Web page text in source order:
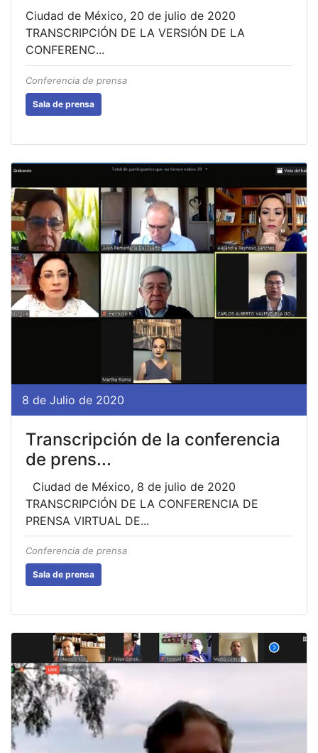
Ciudad de México, 20 de julio de 2020
TRANSCRIPCIÓN DE LA VERSIÓN DE LA
CONFERENC...
Conferencia de prensa
Sala de prensa
8 de Julio de 2020
Transcripción de la conferencia
de prens...
Ciudad de México, 8 de julio de 2020
TRANSCRIPCIÓN DE LA CONFERENCIA DE
PRENSA VIRTUAL DE...
Conferencia de prensa
Sala de prensa